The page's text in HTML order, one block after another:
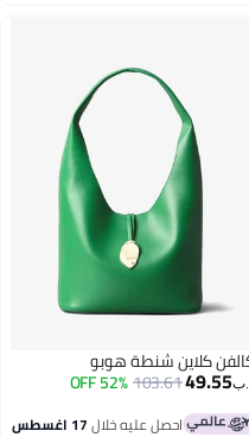
كلاين شنطة هوبو
49.55
103.61
52% OFF
احصل عليه خلال17 اغسطس